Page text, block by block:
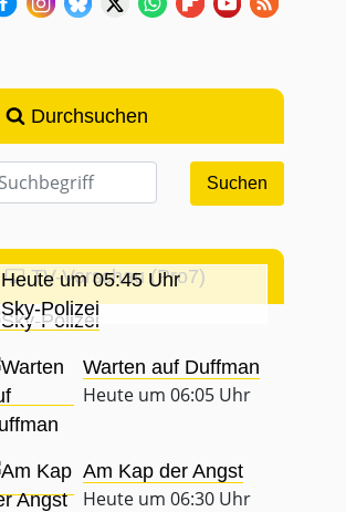
Durchsuchen
TV-Vorschau (Pro7)
Heute um 05:45 Uhr
Sky-Polizei
Warten auf Duffman
Heute um 06:05 Uhr
Am Kap der Angst
Heute um 06:30 Uhr